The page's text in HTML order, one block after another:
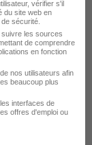
il y a 27 jours
H/F
vérifier s'il
du site web en
sécurité.
les sources
de comprendre
en fonction
nos utilisateurs afin
beaucoup plus
interfaces de
offres d'emploi ou